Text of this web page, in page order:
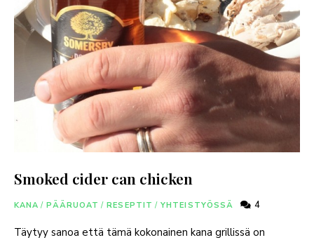
Smoked cider can chicken
KANA / PÄÄRUOAT / RESEPTIT / YHTEISTYÖSSÄ 4
Täytyy sanoa että tämä kokonainen kana grillissä on